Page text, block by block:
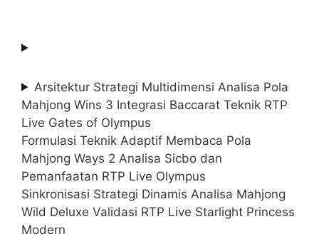
Arsitektur Strategi Multidimensi Analisa Pola
Mahjong Wins 3 Integrasi Baccarat Teknik RTP
Live Gates of Olympus
Formulasi Teknik Adaptif Membaca Pola
Mahjong Ways 2 Analisa Sicbo dan
Pemanfaatan RTP Live Olympus
Sinkronisasi Strategi Dinamis Analisa Mahjong
Wild Deluxe Validasi RTP Live Starlight Princess
Modern